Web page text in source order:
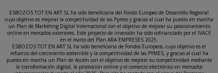
ESBOZOS TOT EN ART SL ha sido beneficiaria del Fondo Europeo de Desarrollo Regional
cuyo objetivo es mejorar la competitividad de las Pymes y gracias al cual ha puesto en marcha
un Plan de Marketing Digital Internacional con el objetivo de mejorar su posicionamiento
online en mercados exteriores. Este proyecto de inversión ha sido cofinanciado por el IVACE
en el marco del Plan ARA EMPRESES 2025.
ESBOZOS TOT EN ART SL ha sido beneficiaria de Fondos Europeos, cuyo objetivo es el
refuerzo del crecimiento sostenible y la competitividad de las PYMES, y gracias al cual ha
puesto en marcha un Plan de Acción con el objetivo de mejorar su competitividad mediante
la transformación digital, la promoción online y el comercio electrónico en mercados